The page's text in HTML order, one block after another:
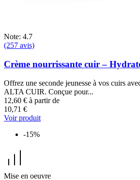
Note: 4.7
(257 avis)
Crème nourrissante cuir –
Offrez une seconde jeunesse à vos cuirs
ALTA CUIR. Conçue pour...
12,60 € à partir de
10,71 €
Voir produit
-15%
Mise en oeuvre